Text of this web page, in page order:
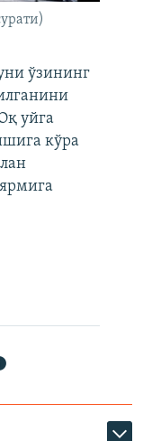
ўзининг
уйга
кўра